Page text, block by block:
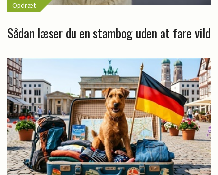
Opdræt
Sådan læser du en stambog uden at fare vild